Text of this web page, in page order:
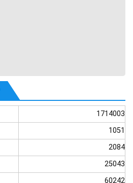
1714003
1051
2084
25043
60242